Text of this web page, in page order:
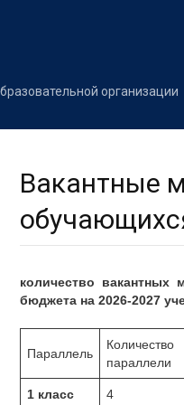
организации
Вакантные
количество вакантных
бюджета на 2026-2027
Параллель
параллели
1 класс 4